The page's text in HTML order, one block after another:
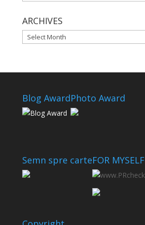
ARCHIVES
ARCHIVES
Blog AwardPhoto Award
Semn spre carteFOR MYSELF